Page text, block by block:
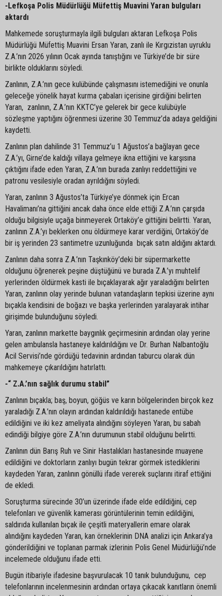
-Lefkoşa Polis Müdürlüğü Müfettiş Muavini Yaran bulguları
aktardı
Mahkemede soruşturmayla ilgili bulguları aktaran Lefkoşa Polis
Müdürlüğü Müfettiş Muavini Ersan Yaran, zanlı ile Kırgızistan uyruklu
Z.A.’nın 2026 yılının Ocak ayında tanıştığını ve Türkiye’de bir süre
birlikte olduklarını söyledi.
Zanlının, Z.A.’nın gece kulübünde çalışmasını istemediğini ve onunla
geleceğe yönelik hayat kurma çabaları içerisine girdiğini belirten
Yaran, zanlının, Z.A.’nın KKTC’ye gelerek bir gece kulübüyle
sözleşme yaptığını öğrenmesi üzerine 30 Temmuz’da adaya geldiğini
kaydetti.
Zanlının plan dahilinde 31 Temmuz’u 1 Ağustos’a bağlayan gece
Z.A.’yı, Girne’de kaldığı villaya gelmeye ikna ettiğini ve karşısına
çıktığını ifade eden Yaran, Z.A.’nın burada zanlıyı reddettiğini ve
patronu vesilesiyle oradan ayrıldığını söyledi.
Yaran, zanlının 3 Ağustos’ta Türkiye’ye dönmek için Ercan
Havalimanı’na gittiğini ancak daha önce elde ettiği Z.A.’nın çarşıda
olduğu bilgisiyle uçağa binmeyerek Ortaköy’e gittiğini belirtti. Yaran,
zanlının Z.A.’yı beklerken onu öldürmeye karar verdiğini, Ortaköy’de
bir iş yerinden 23 santimetre uzunluğunda bıçak satın aldığını aktardı.
Zanlının daha sonra Z.A.’nın Taşkınköy’deki bir süpermarkette
olduğunu öğrenerek peşine düştüğünü ve burada Z.A.’yı muhtelif
yerlerinden öldürmek kasti ile bıçaklayarak ağır yaraladığını belirten
Yaran, zanlının olay yerinde bulunan vatandaşların tepkisi üzerine aynı
bıçakla kendisini de boğazı ve başka yerlerinden yaralayarak intihar
girişimde bulunduğunu söyledi.
Yaran, zanlının markette baygınlık geçirmesinin ardından olay yerine
gelen ambulansla hastaneye kaldırıldığını ve Dr. Burhan Nalbantoğlu
Acil Servisi’nde gördüğü tedavinin ardından taburcu olarak dün
mahkemeye çıkarıldığını hatırlattı.
-“ Z.A.’nın sağlık durumu stabil”
Zanlının bıçakla; baş, boyun, göğüs ve karın bölgelerinden birçok kez
yaraladığı Z.A.’nın olayın ardından kaldırıldığı hastanede entübe
edildiğini ve iki kez ameliyata alındığını söyleyen Yaran, bu sabah
edindiği bilgiye göre Z.A.’nın durumunun stabil olduğunu belirtti.
Zanlının dün Barış Ruh ve Sinir Hastalıkları hastanesinde muayene
edildiğini ve doktorların zanlıyı bugün tekrar görmek istediklerini
kaydeden Yaran, zanlının gönüllü ifade vererek suçlarını itiraf ettiğini
de ekledi.
Soruşturma sürecinde 30’un üzerinde ifade elde edildiğini, cep
telefonları ve güvenlik kamerası görüntülerinin temin edildiğini,
saldırıda kullanılan bıçak ile çeşitli materyallerin emare olarak
alındığını kaydeden Yaran, kan örneklerinin DNA analizi için Ankara’ya
gönderildiğini ve toplanan parmak izlerinin Polis Genel Müdürlüğü’nde
incelemede olduğunu ifade etti.
Bugün itibariyle ifadesine başvurulacak 10 tanık bulunduğunu, cep
telefonlarının incelenmesinin ardından ortaya çıkacak kanıtların önemli